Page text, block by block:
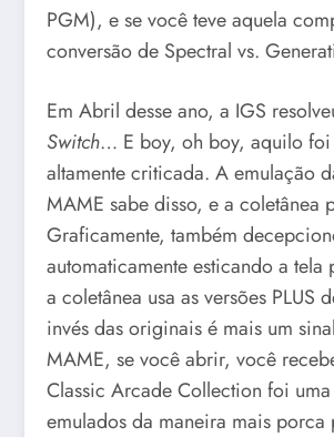
PGM), e se você teve aquela
conversão de Spectral vs.
Em Abril desse ano, a IGS
Switch… E boy, oh boy, aquilo foi
altamente criticada. A emulação
MAME sabe disso, e a coletânea
Graficamente, também
automaticamente esticando a
a coletânea usa as versões
invés das originais é mais um
MAME, se você abrir, você
Classic Arcade Collection foi
emulados da maneira mais porca